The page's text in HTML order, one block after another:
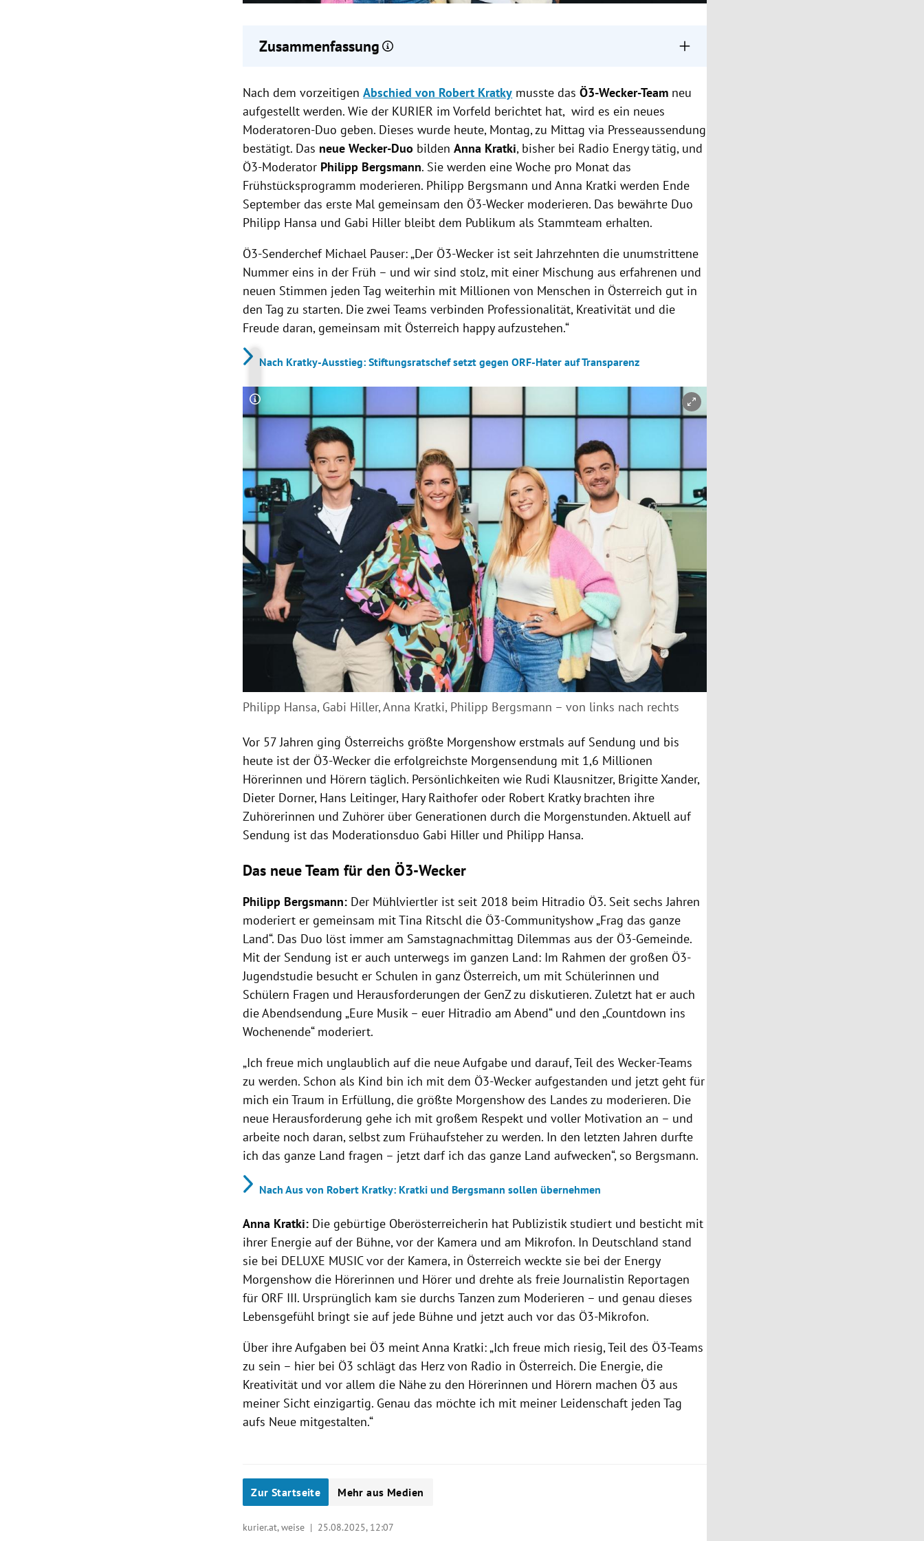
Zusammenfassung
Ö3-Wecker und moderieren eine Woche pro Monat.
Das bewährte Team Gabi Hiller und Philipp Hansa bleibt weiterhin als Stammteam
erhalten.
Der Ö3-Wecker bleibt mit 1,6 Millionen täglichen Hörerinnen und Hörern die
erfolgreichste Morgensendung Österreichs.
Nach dem vorzeitigenAbschied von Robert Kratky musste dasÖ3-Wecker-Team neu
aufgestellt werden. Wie der KURIER im Vorfeld berichtet hat, wird es ein neues
Moderatoren-Duo geben. Dieses wurde heute, Montag, zu Mittag via Presseaussendung
bestätigt. Das neue Wecker-Duo bildenAnna Kratki, bisher bei Radio Energy tätig, und
Ö3-Moderator Philipp Bergsmann. Sie werden eine Woche pro Monat das
Frühstücksprogramm moderieren. Philipp Bergsmann und Anna Kratki werden Ende
September das erste Mal gemeinsam den Ö3-Wecker moderieren. Das bewährte Duo
Philipp Hansa und Gabi Hiller bleibt dem Publikum als Stammteam erhalten.
Ö3-Senderchef Michael Pauser: „Der Ö3-Wecker ist seit Jahrzehnten die unumstrittene
Nummer eins in der Früh – und wir sind stolz, mit einer Mischung aus erfahrenen und
neuen Stimmen jeden Tag weiterhin mit Millionen von Menschen in Österreich gut in
den Tag zu starten. Die zwei Teams verbinden Professionalität, Kreativität und die
Freude daran, gemeinsam mit Österreich happy aufzustehen.“
Nach Kratky-Ausstieg: Stiftungsratschef setzt gegen ORF-Hater auf Transparenz
Copyright-Hinweis öffnen/schließen
Philipp Hansa, Gabi Hiller, Anna Kratki, Philipp Bergsmann – von links nach rechts
Vor 57 Jahren ging Österreichs größte Morgenshow erstmals auf Sendung und bis
heute ist der Ö3-Wecker die erfolgreichste Morgensendung mit 1,6 Millionen
Hörerinnen und Hörern täglich. Persönlichkeiten wie Rudi Klausnitzer, Brigitte Xander,
Dieter Dorner, Hans Leitinger, Hary Raithofer oder Robert Kratky brachten ihre
Zuhörerinnen und Zuhörer über Generationen durch die Morgenstunden. Aktuell auf
Sendung ist das Moderationsduo Gabi Hiller und Philipp Hansa.
Das neue Team für den Ö3-Wecker
Philipp Bergsmann: Der Mühlviertler ist seit 2018 beim Hitradio Ö3. Seit sechs Jahren
moderiert er gemeinsam mit Tina Ritschl die Ö3-Communityshow „Frag das ganze
Land“. Das Duo löst immer am Samstagnachmittag Dilemmas aus der Ö3-Gemeinde.
Mit der Sendung ist er auch unterwegs im ganzen Land: Im Rahmen der großen Ö3-
Jugendstudie besucht er Schulen in ganz Österreich, um mit Schülerinnen und
Schülern Fragen und Herausforderungen der GenZ zu diskutieren. Zuletzt hat er auch
die Abendsendung „Eure Musik – euer Hitradio am Abend“ und den „Countdown ins
Wochenende“ moderiert.
„Ich freue mich unglaublich auf die neue Aufgabe und darauf, Teil des Wecker-Teams
zu werden. Schon als Kind bin ich mit dem Ö3-Wecker aufgestanden und jetzt geht für
mich ein Traum in Erfüllung, die größte Morgenshow des Landes zu moderieren. Die
neue Herausforderung gehe ich mit großem Respekt und voller Motivation an – und
arbeite noch daran, selbst zum Frühaufsteher zu werden. In den letzten Jahren durfte
ich das ganze Land fragen – jetzt darf ich das ganze Land aufwecken“, so Bergsmann.
Nach Aus von Robert Kratky: Kratki und Bergsmann sollen übernehmen
Anna Kratki: Die gebürtige Oberösterreicherin hat Publizistik studiert und besticht mit
ihrer Energie auf der Bühne, vor der Kamera und am Mikrofon. In Deutschland stand
sie bei DELUXE MUSIC vor der Kamera, in Österreich weckte sie bei der Energy
Morgenshow die Hörerinnen und Hörer und drehte als freie Journalistin Reportagen
für ORF III. Ursprünglich kam sie durchs Tanzen zum Moderieren – und genau dieses
Lebensgefühl bringt sie auf jede Bühne und jetzt auch vor das Ö3-Mikrofon.
Über ihre Aufgaben bei Ö3 meint Anna Kratki: „Ich freue mich riesig, Teil des Ö3-Teams
zu sein – hier bei Ö3 schlägt das Herz von Radio in Österreich. Die Energie, die
Kreativität und vor allem die Nähe zu den Hörerinnen und Hörern machen Ö3 aus
meiner Sicht einzigartig. Genau das möchte ich mit meiner Leidenschaft jeden Tag
aufs Neue mitgestalten.“
Zur Startseite Mehr aus Medien
kurier.at, weise | 25.08.2025, 12:07